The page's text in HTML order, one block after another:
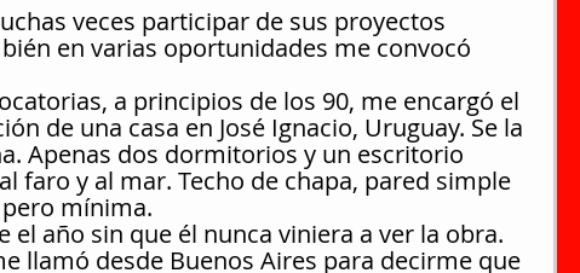
veces participar de sus proyectos
en varias oportunidades me convocó
a principios de los 90, me encargó el
de una casa en José Ignacio, Uruguay. Se la
Apenas dos dormitorios y un escritorio
faro y al mar. Techo de chapa, pared simple
mínima.
el año sin que él nunca viniera a ver la obra.
llamó desde Buenos Aires para decirme que